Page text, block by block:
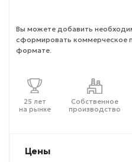
Вы можете добавить
сформировать коммерческое
формате.
25 лет
на рынке
Собственное
производство
Цены